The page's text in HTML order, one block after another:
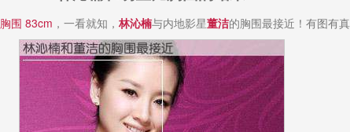
胸围 83cm ，一看就知， 林沁楠与内地影星董洁的胸围最接近！有图有真